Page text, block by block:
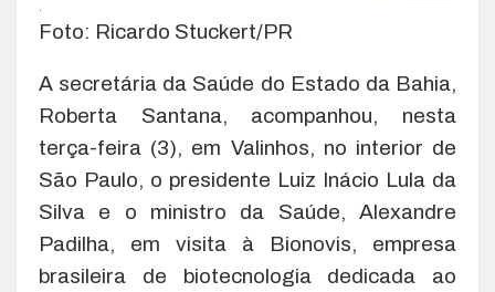
Foto: Ricardo Stuckert/PR
A secretária da Saúde do Estado da Bahia,
Roberta Santana, acompanhou, nesta
terça-feira (3), em Valinhos, no interior de
São Paulo, o presidente Luiz Inácio Lula da
Silva e o ministro da Saúde, Alexandre
Padilha, em visita à Bionovis, empresa
brasileira de biotecnologia dedicada ao